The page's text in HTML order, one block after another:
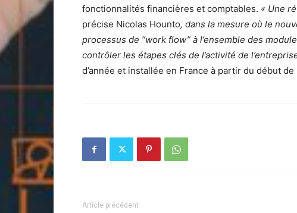
fonctionnalités financières et comptables. « Une
précise Nicolas Hounto, dans la mesure où le
processus de “work flow” à l’ensemble des
contrôler les étapes clés de l’activité de
d’année et installée en France à partir du début de
Article précédent